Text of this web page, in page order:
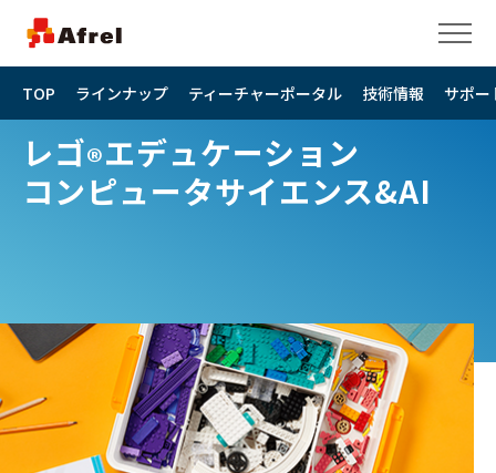
TOP ラインナップ ティーチャーポータル 技術情報 サポー
レゴ®エデュケーション
コンピュータサイエンス&AI